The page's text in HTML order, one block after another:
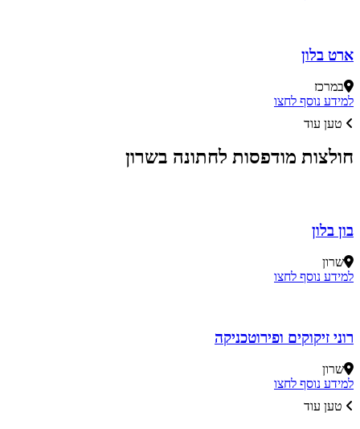
ארט בלון
במרכז
למידע נוסף לחצו
טען עוד
חולצות מודפסות לחתונה בשרון
בון בלון
שרון
למידע נוסף לחצו
רוני זיקוקים ופירוטכניקה
שרון
למידע נוסף לחצו
טען עוד